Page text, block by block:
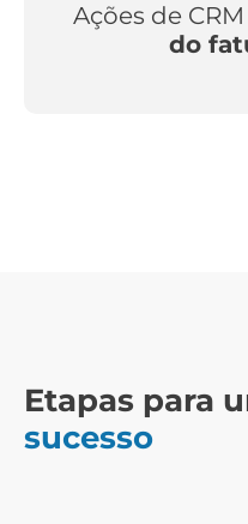
Ações de
do
Etapas para
sucesso